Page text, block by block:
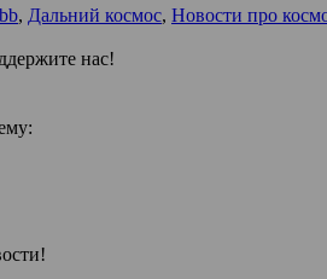
, Дальний космос, Новости про
нас!